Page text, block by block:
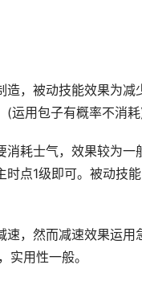
，被动技能效果为减
运用包子有概率不消耗)
耗士气，效果较为一
点1级即可。被动技
，然而减速效果运用
实用性一般。